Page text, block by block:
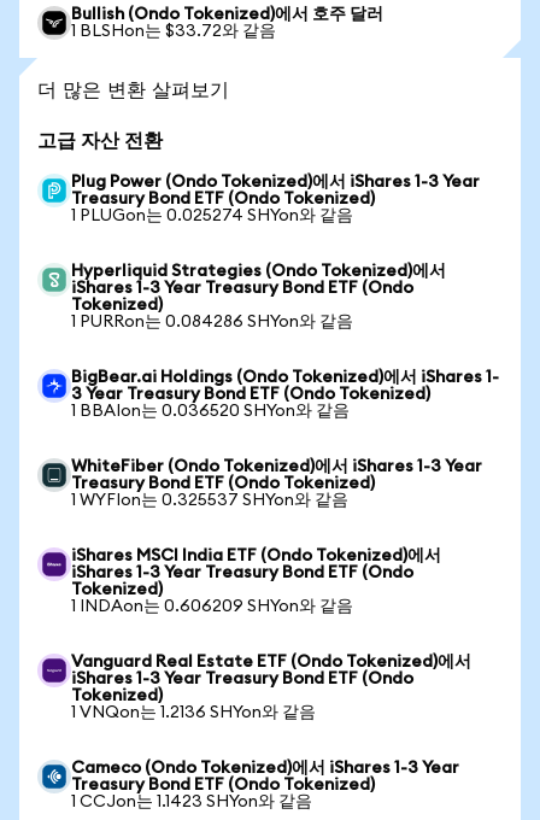
Bullish (Ondo Tokenized)에서 호주 달러
1 BLSHon는 $33.72와 같음
더 많은 변환 살펴보기
고급 자산 전환
Plug Power (Ondo Tokenized)에서 iShares 1-3 Year
Treasury Bond ETF (Ondo Tokenized)
1 PLUGon는 0.025274 SHYon와 같음
Hyperliquid Strategies (Ondo Tokenized)에서
iShares 1-3 Year Treasury Bond ETF (Ondo
Tokenized)
1 PURRon는 0.084286 SHYon와 같음
BigBear.ai Holdings (Ondo Tokenized)에서 iShares 1-
3 Year Treasury Bond ETF (Ondo Tokenized)
1 BBAIon는 0.036520 SHYon와 같음
WhiteFiber (Ondo Tokenized)에서 iShares 1-3 Year
Treasury Bond ETF (Ondo Tokenized)
1 WYFIon는 0.325537 SHYon와 같음
iShares MSCI India ETF (Ondo Tokenized)에서
iShares 1-3 Year Treasury Bond ETF (Ondo
Tokenized)
1 INDAon는 0.606209 SHYon와 같음
Vanguard Real Estate ETF (Ondo Tokenized)에서
iShares 1-3 Year Treasury Bond ETF (Ondo
Tokenized)
1 VNQon는 1.2136 SHYon와 같음
Cameco (Ondo Tokenized)에서 iShares 1-3 Year
Treasury Bond ETF (Ondo Tokenized)
1 CCJon는 1.1423 SHYon와 같음